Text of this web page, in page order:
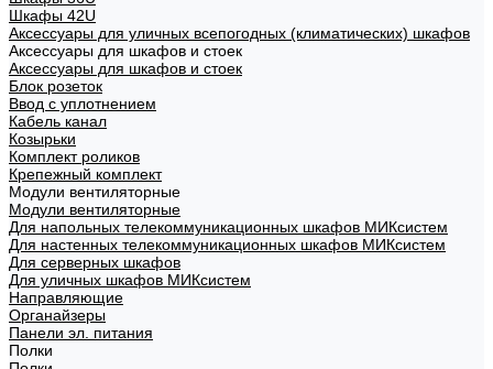
Шкафы 42U
Аксессуары для уличных всепогодных (климатических) шкафов
Аксессуары для шкафов и стоек
Аксессуары для шкафов и стоек
Блок розеток
Ввод с уплотнением
Кабель канал
Козырьки
Комплект роликов
Крепежный комплект
Модули вентиляторные
Модули вентиляторные
Для напольных телекоммуникационных шкафов МИКсистем
Для настенных телекоммуникационных шкафов МИКсистем
Для серверных шкафов
Для уличных шкафов МИКсистем
Направляющие
Органайзеры
Панели эл. питания
Полки